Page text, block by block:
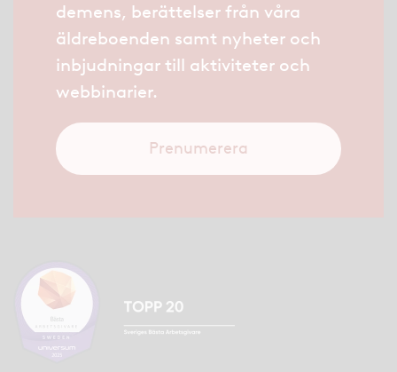
demens, berättelser från våra
äldreboenden samt nyheter och
inbjudningar till aktiviteter och
webbinarier.
Prenumerera